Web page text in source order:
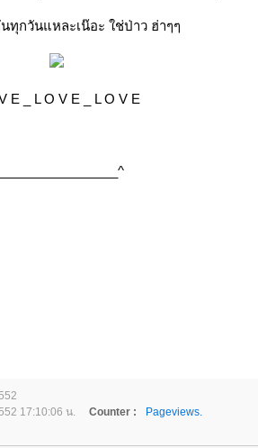
ทุกวันแหละเน๊อะ ใช่ป่าว ฮ่าๆๆ
E _ L O V E _ L O V E
17:10:06 น. Counter :
Pageviews.